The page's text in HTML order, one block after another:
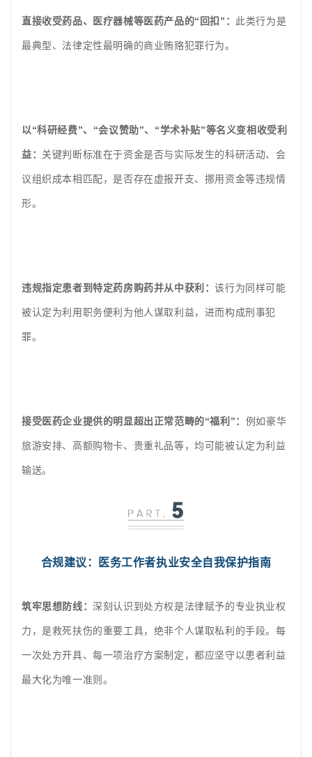
直接收受药品、医疗器械等医药产品的“回扣”： 此类行为是
最典型、法律定性最明确的商业贿赂犯罪行为。
以“科研经费”、“会议赞助”、“学术补贴”等名义变相收受利
益： 关键判断标准在于资金是否与实际发生的科研活动、会
议组织成本相匹配，是否存在虚报开支、挪用资金等违规情
形。
违规指定患者到特定药房购药并从中获利：该行为同样可能
被认定为利用职务便利为他人谋取利益，进而构成刑事犯
罪。
接受医药企业提供的明显超出正常范畴的“福利”： 例如豪华
旅游安排、高额购物卡、贵重礼品等，均可能被认定为利益
输送。
合规建议：医务工作者执业安全自我保护指南
筑牢思想防线：深刻认识到处方权是法律赋予的专业执业权
力，是救死扶伤的重要工具，绝非个人谋取私利的手段。每
一次处方开具、每一项治疗方案制定，都应坚守以患者利益
最大化为唯一准则。